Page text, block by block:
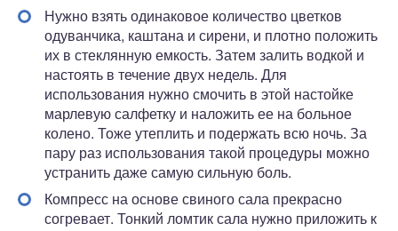
Нужно взять одинаковое количество цветков
одуванчика, каштана и сирени, и плотно положить
их в стеклянную емкость. Затем залить водкой и
настоять в течение двух недель. Для
использования нужно смочить в этой настойке
марлевую салфетку и наложить ее на больное
колено. Тоже утеплить и подержать всю ночь. За
пару раз использования такой процедуры можно
устранить даже самую сильную боль.
Компресс на основе свиного сала прекрасно
согревает. Тонкий ломтик сала нужно приложить к